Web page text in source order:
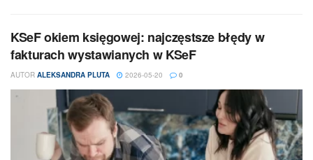
KSeF okiem księgowej: najczęstsze błędy w
fakturach wystawianych w KSeF
AUTOR ALEKSANDRA PLUTA 2026-05-20 0